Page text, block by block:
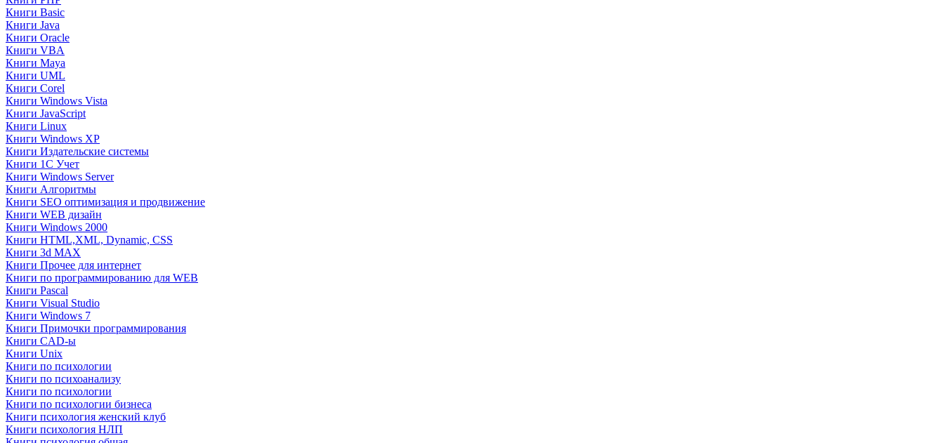
Книги Basic
Книги Java
Книги Oracle
Книги VBA
Книги Maya
Книги UML
Книги Corel
Книги Windows Vista
Книги JavaScript
Книги Linux
Книги Windows XP
Книги Издательские системы
Книги 1C Учет
Книги Windows Server
Книги Алгоритмы
Книги SEO оптимизация и продвижение
Книги WEB дизайн
Книги Windows 2000
Книги HTML,XML, Dynamic, CSS
Книги 3d MAX
Книги Прочее для интернет
Книги по программированию для WEB
Книги Pascal
Книги Visual Studio
Книги Windows 7
Книги Примочки программирования
Книги CAD-ы
Книги Unix
Книги по психологии
Книги по психоанализу
Книги по психологии
Книги по психологии бизнеса
Книги психология женский клуб
Книги психология НЛП